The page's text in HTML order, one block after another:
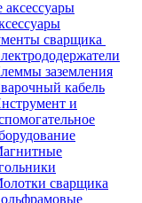
сварщика
заземления
кабель
и
сварщика